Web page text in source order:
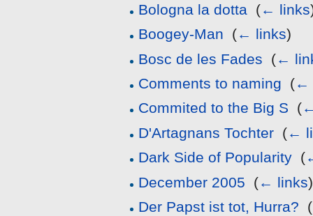
Bologna la dotta (← links
Boogey-Man (← links)
Bosc de les Fades (←
Comments to naming (←
Commited to the Big S (
D'Artagnans Tochter (←
Dark Side of Popularity (
December 2005 (← links)
Der Papst ist tot, Hurra? (